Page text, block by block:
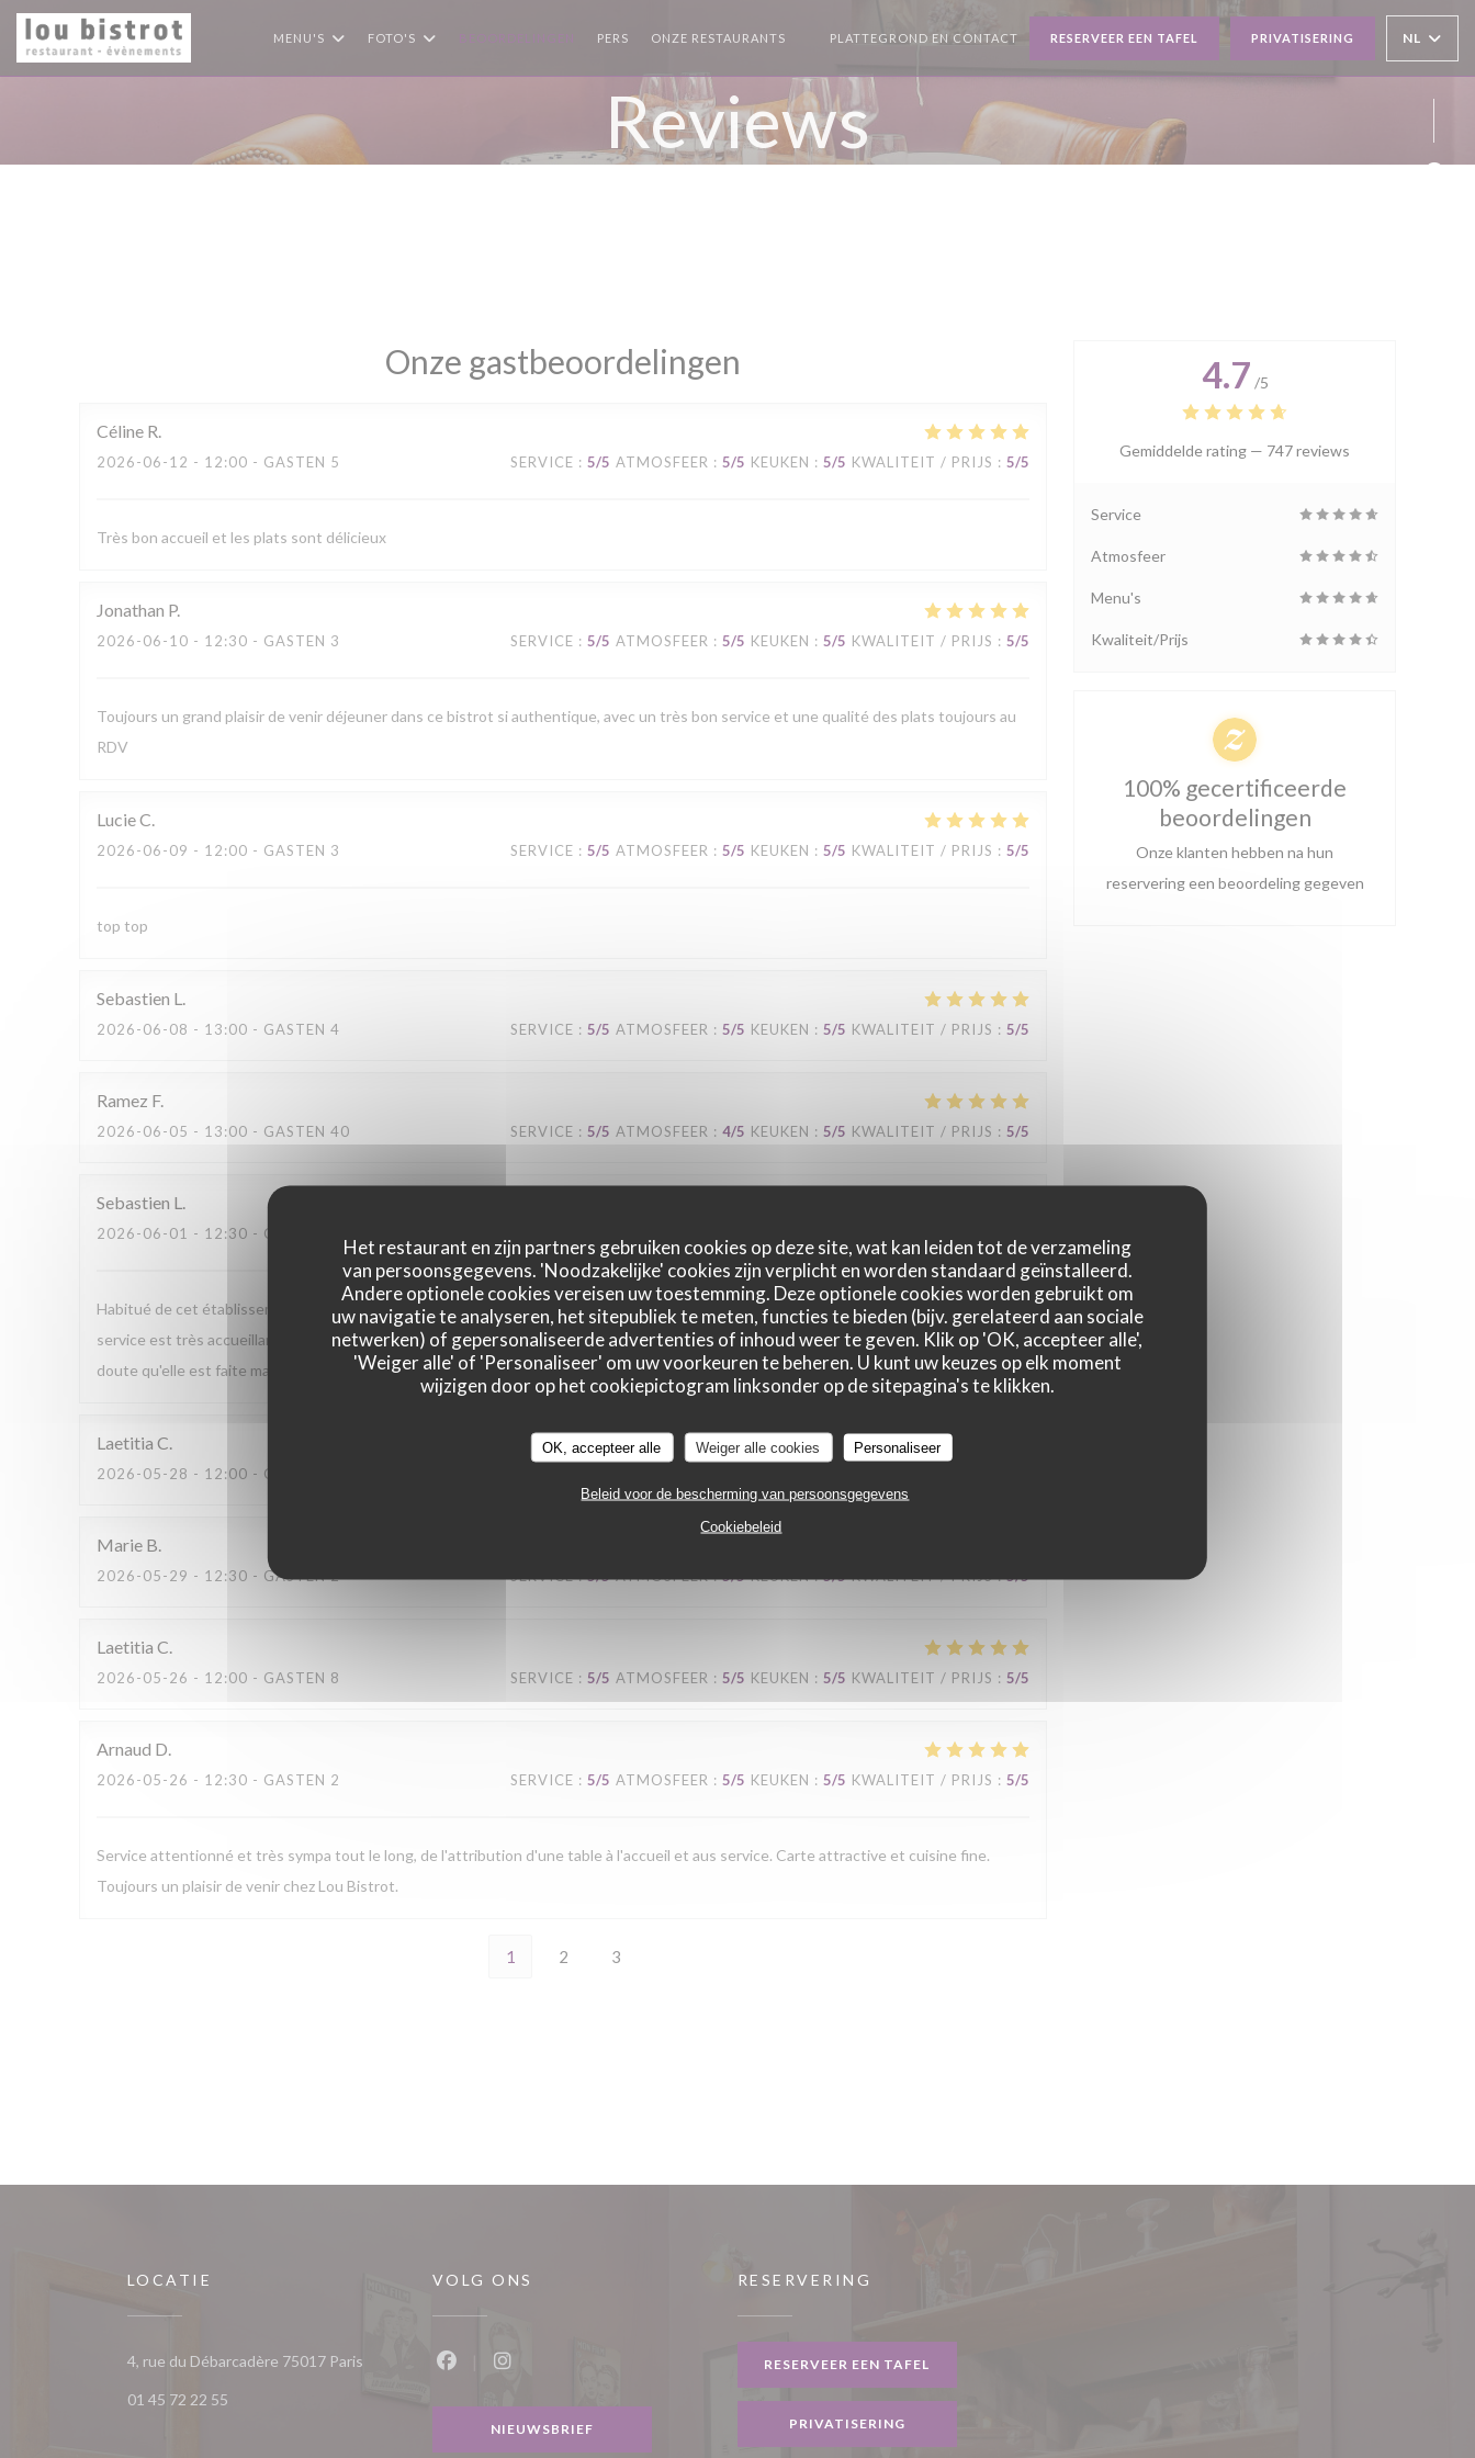
Cookies beheer paneel
Het restaurant en zijn partners gebruiken cookies op deze site, wat kan leiden tot de verzameling
van persoonsgegevens. 'Noodzakelijke' cookies zijn verplicht en worden standaard geïnstalleerd.
Andere optionele cookies vereisen uw toestemming. Deze optionele cookies worden gebruikt om
uw navigatie te analyseren, het sitepubliek te meten, functies te bieden (bijv. gerelateerd aan sociale
netwerken) of gepersonaliseerde advertenties of inhoud weer te geven. Klik op 'OK, accepteer alle',
'Weiger alle' of 'Personaliseer' om uw voorkeuren te beheren. U kunt uw keuzes op elk moment
wijzigen door op het cookiepictogram linksonder op de sitepagina's te klikken.
OK, accepteer alle Weiger alle cookies Personaliseer
Beleid voor de bescherming van persoonsgegevens
Cookiebeleid
MENU'S FOTO'S PERS ONZE RESTAURANTS PLATTEGROND EN CONTACT RESERVEER EEN TAFEL PRIVATISERING NL
Reviews
Onze gastbeoordelingen
Céline R
2026-06-12 - 12:00 - GASTEN 5 SERVICE : 5/5 ATMOSFEER : 5/5 KEUKEN : 5/5 KWALITEIT / PRIJS : 5/5
Très bon accueil et les plats sont délicieux
Jonathan P
2026-06-10 - 12:30 - GASTEN 3 SERVICE : 5/5 ATMOSFEER : 5/5 KEUKEN : 5/5 KWALITEIT / PRIJS : 5/5
Toujours un grand plaisir de venir déjeuner dans ce bistrot si authentique, avec un très bon service et une qualité des plats toujours au
RDV
LucieC
2026-06-09 - 12:00 - GASTEN 3 SERVICE : 5/5 ATMOSFEER : 5/5 KEUKEN : 5/5 KWALITEIT / PRIJS : 5/5
top top
Sebastien L
2026-06-08 - 13:00 - GASTEN 4 SERVICE : 5/5 ATMOSFEER : 5/5 KEUKEN : 5/5 KWALITEIT / PRIJS : 5/5
Ramez F
2026-06-05 - 13:00 - GASTEN 40 SERVICE : 5/5 ATMOSFEER : 4/5 KEUKEN : 5/5 KWALITEIT / PRIJS : 5/5
Sebastien L
2026-06-01 - 12:30 - GASTEN 5
Habitué de cet établissement, j'ai l'occasion d'y déjeuner au mois une fois par semaine. Je trouve qu'il y a une très bonne équipe: le
service est très accueillant, souriant et très efficace même dans les moments de rush. La cuisine est de bonne qualité, il ne fait pas de
doute qu'elle est faite maison et elle se renouvelle très régulièrement. Le cadre est agréable.
Laetitia C
2026-05-28 - 12:00 - GASTEN 13
Marie B
2026-05-29 - 12:30 - GASTEN 2 SERVICE: 5/5 ATMOSFEER: 5/5 KEUKEN: 5/5 KWALITEIT / PRIJS: 5/5
Laetitia C
2026-05-26 - 12:00 - GASTEN 8 SERVICE : 5/5 ATMOSFEER : 5/5 KEUKEN : 5/5 KWALITEIT / PRIJS : 5/5
Arnaud D
2026-05-26 - 12:30 - GASTEN 2 SERVICE : 5/5 ATMOSFEER : 5/5 KEUKEN : 5/5 KWALITEIT / PRIJS : 5/5
Service attentionné et très sympa tout le long, de l'attribution d'une table à l'accueil et aus service. Carte attractive et cuisine fine.
Toujours un plaisir de venir chez Lou Bistrot.
1 2 3
4.7 /5
Gemiddelde rating — 747 reviews
Service
Atmosfeer
Menu's
Kwaliteit/Prijs
100% gecertificeerde
beoordelingen
Onze klanten hebben na hun
reservering een beoordeling gegeven
LOCATIE
4, rue du Débarcadère 75017 Paris((opent in een nieuw venster))
01 45 72 22 55
VOLG ONS
NIEUWSBRIEF
RESERVERING
RESERVEER EEN TAFEL
PRIVATISERING